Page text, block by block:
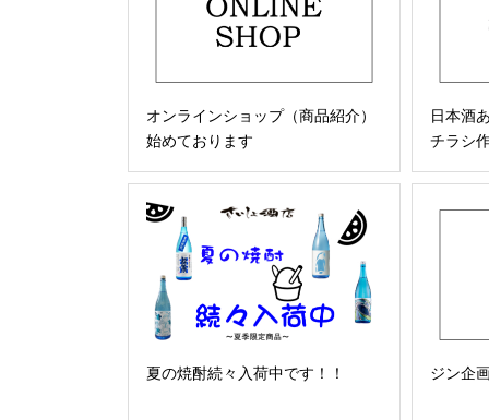
オンラインショップ（商品紹介）
始めております
日本酒
チラシ
夏の焼酎続々入荷中です！！ ジン企